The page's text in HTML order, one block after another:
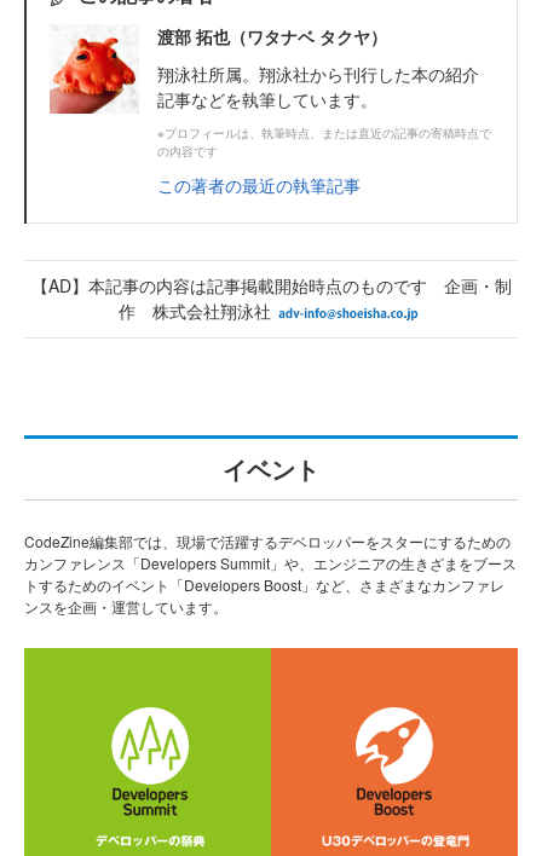
渡部 拓也（ワタナベ タクヤ）
翔泳社所属。翔泳社から刊行した本の紹介
記事などを執筆しています。
※プロフィールは、執筆時点、または直近の記事の寄稿時点で
の内容です
この著者の最近の執筆記事
【AD】本記事の内容は記事掲載開始時点のものです 企画・制
作 株式会社翔泳社
イベント
CodeZine編集部では、現場で活躍するデベロッパーをスターにするための
カンファレンス「Developers Summit」や、エンジニアの生きざまをブース
トするためのイベント「Developers Boost」など、さまざまなカンファレ
ンスを企画・運営しています。